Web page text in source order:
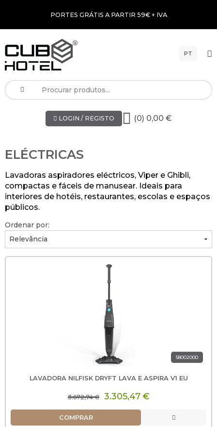
PORTES GRÁTIS A PARTIR 59€ + IVA
PT
LOGIN / REGISTO (0) 0,00 €
ELÉCTRICAS
Lavadoras aspiradores eléctricos, Viper e Ghibli,
compactas e fáceis de manusear. Ideais para
interiores de hotéis, restaurantes, escolas e espaços
públicos.
Ordenar por:
58002000
LAVADORA NILFISK DRYFT LAVA E ASPIRA V1 EU
3.672,74 € 3.305,47 €
COMPRAR